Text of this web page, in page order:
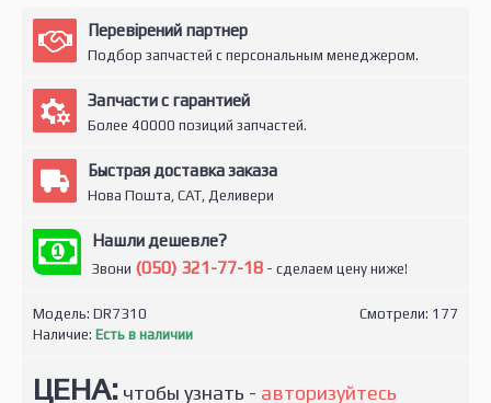
Перевірений партнер
Подбор запчастей с персональным менеджером.
Запчасти с гарантией
Более 40000 позиций запчастей.
Быстрая доставка заказа
Нова Пошта, САТ, Деливери
Нашли дешевле?
Звони (050) 321-77-18 - сделаем цену ниже!
Смотрели: 177
Модель: DR7310
Наличие: Есть в наличии
ЦЕНА: чтобы узнать - авторизуйтесь